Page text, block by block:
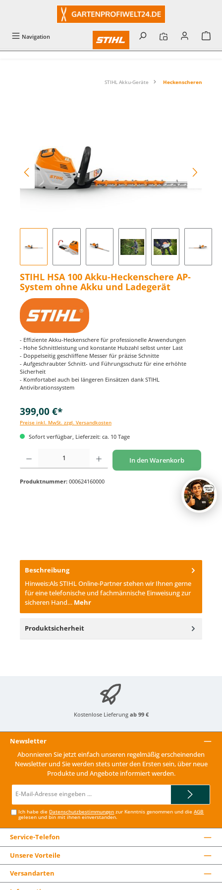
Navigation
STIHL Akku-Geräte Heckenscheren
STIHL HSA 100 Akku-Heckenschere AP-
System ohne Akku und Ladegerät
- Effiziente Akku-Heckenschere für professionelle Anwendungen
- Hohe Schnittleistung und konstante Hubzahl selbst unter Last
- Doppelseitig geschliffene Messer für präzise Schnitte
- Aufgeschraubter Schnitt- und Führungsschutz für eine erhöhte
Sicherheit
- Komfortabel auch bei längeren Einsätzen dank STIHL
Antivibrationssystem
399,00 €*
Preise inkl. MwSt. zzgl. Versandkosten
Sofort verfügbar, Lieferzeit: ca. 10 Tage
Produkt Anzahl: Gib den gewünschten Wert ein oder benutze die Schaltflächen um
In den Warenkorb
Produktnummer: 000624160000
Beschreibung
Hinweis:Als STIHL Online-Partner stehen wir Ihnen gerne
für eine telefonische und fachmännische Einweisung zur
sicheren Hand… Mehr
Produktsicherheit
Kostenlose Lieferung ab 99 €
Newsletter
Abonnieren Sie jetzt einfach unseren regelmäßig erscheinenden
Newsletter und Sie werden stets unter den Ersten sein, über neue
Produkte und Angebote informiert werden.
Mail-
Ich habe die Datenschutzbestimmungen zur Kenntnis genommen und dieAGB
gelesen und bin mit ihnen einverstanden.
Service-Telefon
Unsere Vorteile
Versandarten